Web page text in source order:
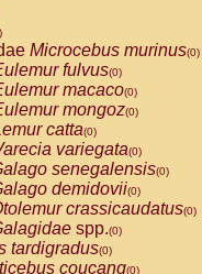
Microcebus murinus(0)
fulvus(0)
macaco(0)
mongoz(0)
catta(0)
variegata(0)
senegalensis(0)
demidovii(0)
crassicaudatus(0)
spp.(0)
tardigradus(0)
coucang(0)